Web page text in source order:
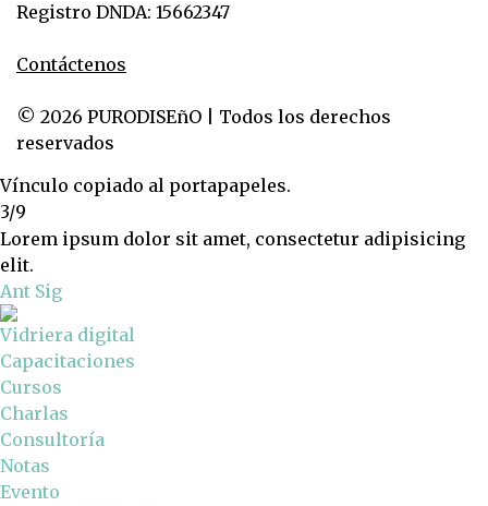
Registro DNDA: 15662347
Contáctenos
© 2026 PURODISEñO | Todos los derechos
reservados
Vínculo copiado al portapapeles.
3/9
Lorem ipsum dolor sit amet, consectetur adipisicing
elit.
Ant Sig
Vidriera digital
Capacitaciones
Cursos
Charlas
Consultoría
Notas
Evento